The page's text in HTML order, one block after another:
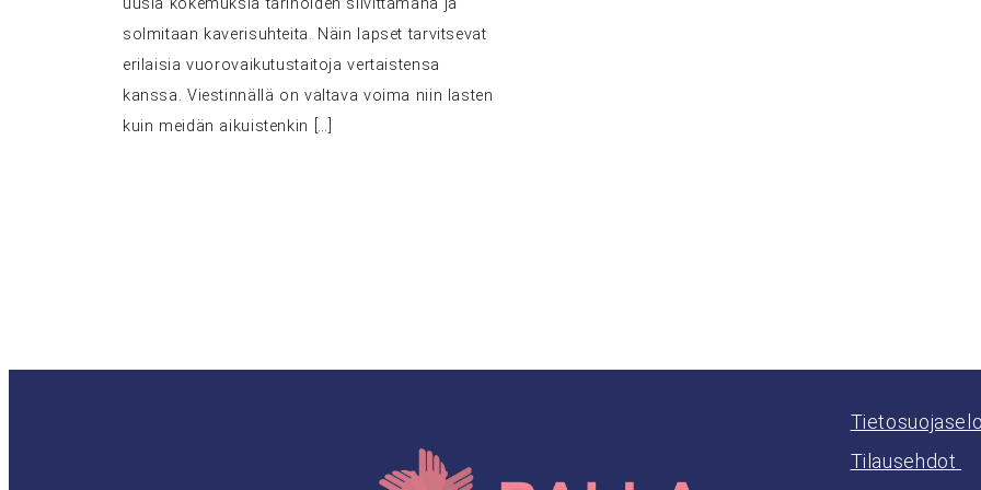
uusia kokemuksia tarinoiden siivittämänä ja
solmitaan kaverisuhteita. Näin lapset tarvitsevat
erilaisia vuorovaikutustaitoja vertaistensa
kanssa. Viestinnällä on valtava voima niin lasten
kuin meidän aikuistenkin […]
Tilausehdot